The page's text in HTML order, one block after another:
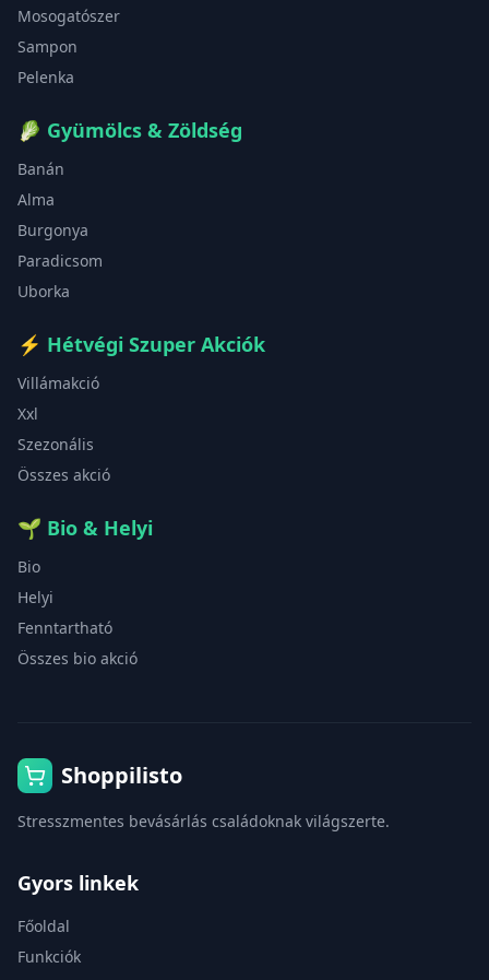
Mosogatószer
Sampon
Pelenka
🥬 Gyümölcs & Zöldség
Banán
Alma
Burgonya
Paradicsom
Uborka
⚡ Hétvégi Szuper Akciók
Villámakció
Xxl
Szezonális
Összes akció
🌱 Bio & Helyi
Bio
Helyi
Fenntartható
Összes bio akció
Shoppilisto
Stresszmentes bevásárlás családoknak világszerte.
Gyors linkek
Főoldal
Funkciók